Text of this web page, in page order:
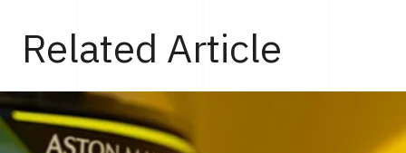
Related Article